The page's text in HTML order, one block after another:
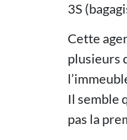
3S
Cette
plusieurs
Il semble
pas la